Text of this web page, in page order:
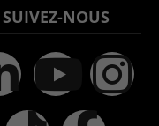
SUIVEZ-NOUS